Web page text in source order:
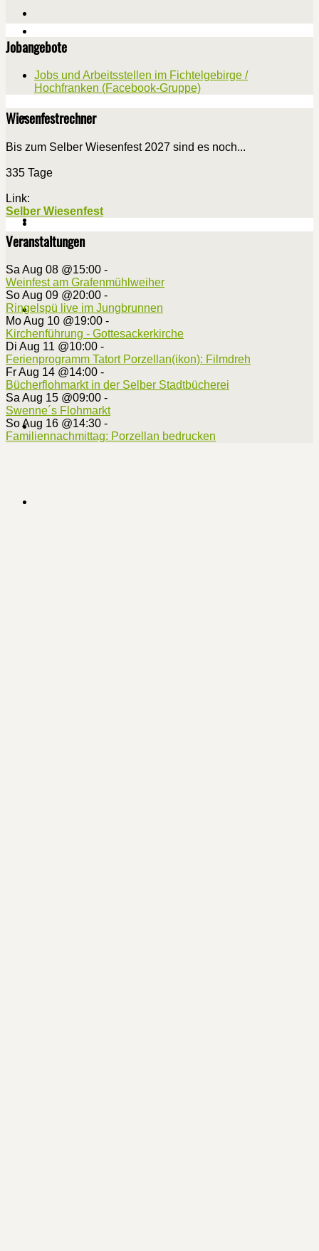
Jobangebote
Jobs und Arbeitsstellen im Fichtelgebirge /
Hochfranken (Facebook-Gruppe)
Wiesenfestrechner
Bis zum Selber Wiesenfest 2027 sind es noch...
335 Tage
Link:
Selber Wiesenfest
Veranstaltungen
Sa Aug 08 @15:00 -
Weinfest am Grafenmühlweiher
So Aug 09 @20:00 -
Ringelspü live im Jungbrunnen
Mo Aug 10 @19:00 -
Kirchenführung - Gottesackerkirche
Di Aug 11 @10:00 -
Ferienprogramm Tatort Porzellan(ikon): Filmdreh
Fr Aug 14 @14:00 -
Bücherflohmarkt in der Selber Stadtbücherei
Sa Aug 15 @09:00 -
Swenne´s Flohmarkt
So Aug 16 @14:30 -
Familiennachmittag: Porzellan bedrucken